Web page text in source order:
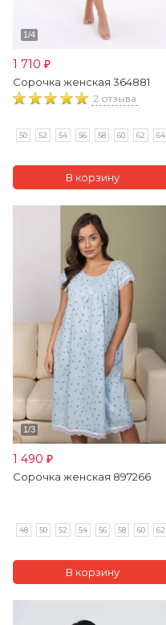
1 710 ₽
Сорочка женская 364881
2 отзыва
50 52 54 56 58 60 62 64
1 490 ₽
Сорочка женская 897266
48 50 52 54 56 58 60 62